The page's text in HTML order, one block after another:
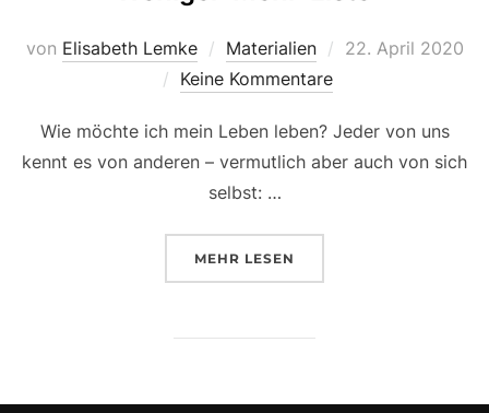
von Elisabeth Lemke Materialien
Veröffentlicht
22. April 2020
Keine Kommentare
Wie möchte ich mein Leben leben? Jeder von uns
kennt es von anderen – vermutlich aber auch von sich
selbst: …
MEHR ÜBER „WENIGER-MEHR-LISTE“
LESEN